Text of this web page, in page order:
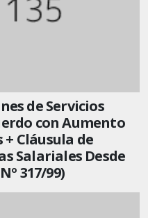
de Servicios
con Aumento
+ Cláusula de
Salariales Desde
317/99)